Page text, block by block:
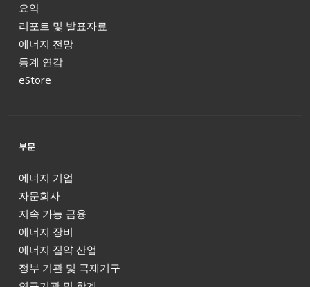
요약
리포트 및 발표자료
에너지 전망
통계 연감
eStore
부문
에너지 기업
자문회사
지속 가능 금융
에너지 장비
에너지 집약 산업
정부 기관 및 국제기구